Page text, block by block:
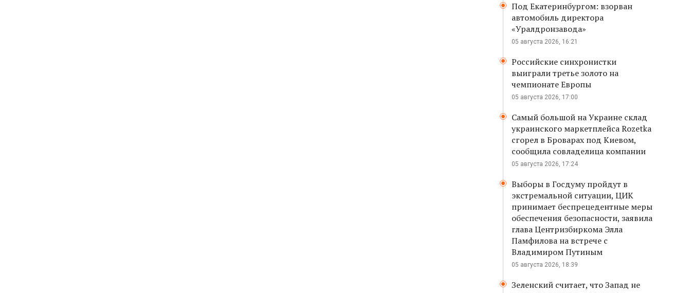
Под Екатеринбургом: взорван
автомобиль директора
«Уралдронзавода»
05 августа 2026, 16:21
Российские синхронистки
выиграли третье золото на
чемпионате Европы
05 августа 2026, 17:00
Самый большой на Украине склад
украинского маркетплейса Rozetka
сгорел в Броварах под Киевом,
сообщила совладелица компании
05 августа 2026, 17:24
Выборы в Госдуму пройдут в
экстремальной ситуации, ЦИК
принимает беспрецедентные меры
обеспечения безопасности, заявила
глава Центризбиркома Элла
Памфилова на встрече с
Владимиром Путиным
05 августа 2026, 18:39
Зеленский считает, что Запад не